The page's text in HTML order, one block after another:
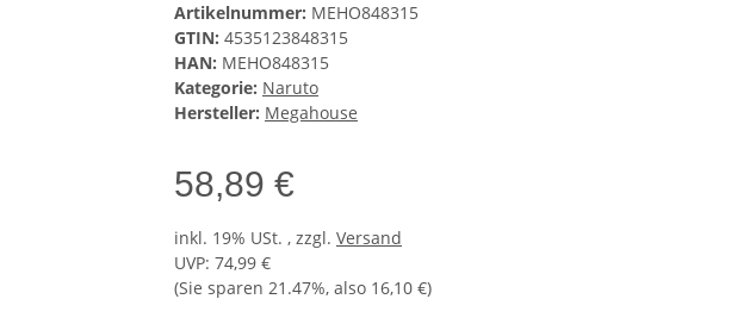
Artikelnummer: MEHO848315
GTIN: 4535123848315
HAN: MEHO848315
Kategorie: Naruto
Hersteller: Megahouse
58,89 €
inkl. 19% USt. , zzgl. Versand
UVP: 74,99 €
(Sie sparen 21.47%, also 16,10 €)